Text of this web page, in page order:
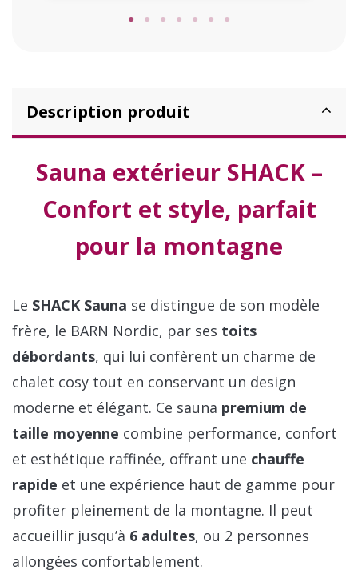
Description produit
Sauna extérieur SHACK –
Confort et style, parfait
pour la montagne
Le SHACK Sauna se distingue de son modèle
frère, le BARN Nordic, par ses toits
débordants, qui lui confèrent un charme de
chalet cosy tout en conservant un design
moderne et élégant. Ce sauna premium de
taille moyenne combine performance, confort
et esthétique raffinée, offrant une chauffe
rapide et une expérience haut de gamme pour
profiter pleinement de la montagne. Il peut
accueillir jusqu’à 6 adultes, ou 2 personnes
allongées confortablement.